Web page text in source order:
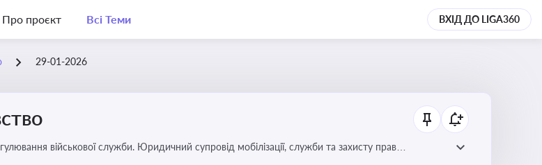
Про проєкт Всі Теми ВХІД ДО LIGA360
29-01-2026
військової служби. Юридичний супровід мобілізації, служби та захисту прав